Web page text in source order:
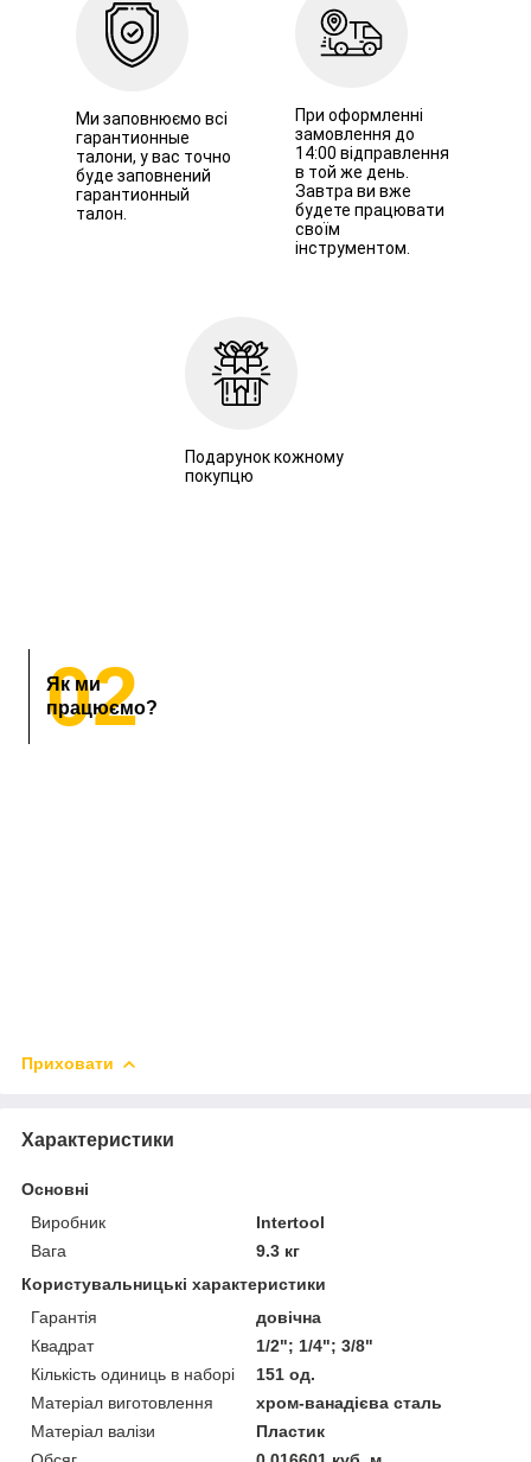
Ми заповнюємо всі
гарантионные
талони, у вас точно
буде заповнений
гарантионный
талон.
При оформленні
замовлення до
14:00 відправлення
в той же день.
Завтра ви вже
будете працювати
своїм
інструментом.
Подарунок кожному
покупцю
02
Як ми
працюємо?
Приховати
Характеристики
Основні
Виробник
Intertool
Вага
9.3 кг
Користувальницькі характеристики
Гарантія
довічна
Квадрат
1/2"; 1/4"; 3/8"
Кількість одиниць в наборі
151 од.
Матеріал виготовлення
хром-ванадієва сталь
Матеріал валізи
Пластик